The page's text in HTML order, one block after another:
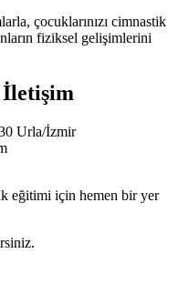
çocuklarınızı cimnastik
fiziksel gelişimlerini
Urla/İzmir
eğitimi için hemen bir yer